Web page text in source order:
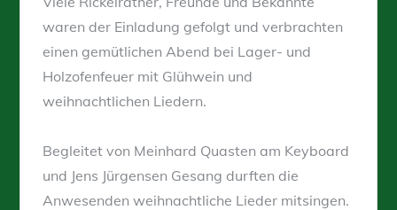
waren der Einladung gefolgt und verbrachten
einen gemütlichen Abend bei Lager- und
Holzofenfeuer mit Glühwein und
weihnachtlichen Liedern.
Begleitet von Meinhard Quasten am Keyboard
und Jens Jürgensen Gesang durften die
Anwesenden weihnachtliche Lieder mitsingen.